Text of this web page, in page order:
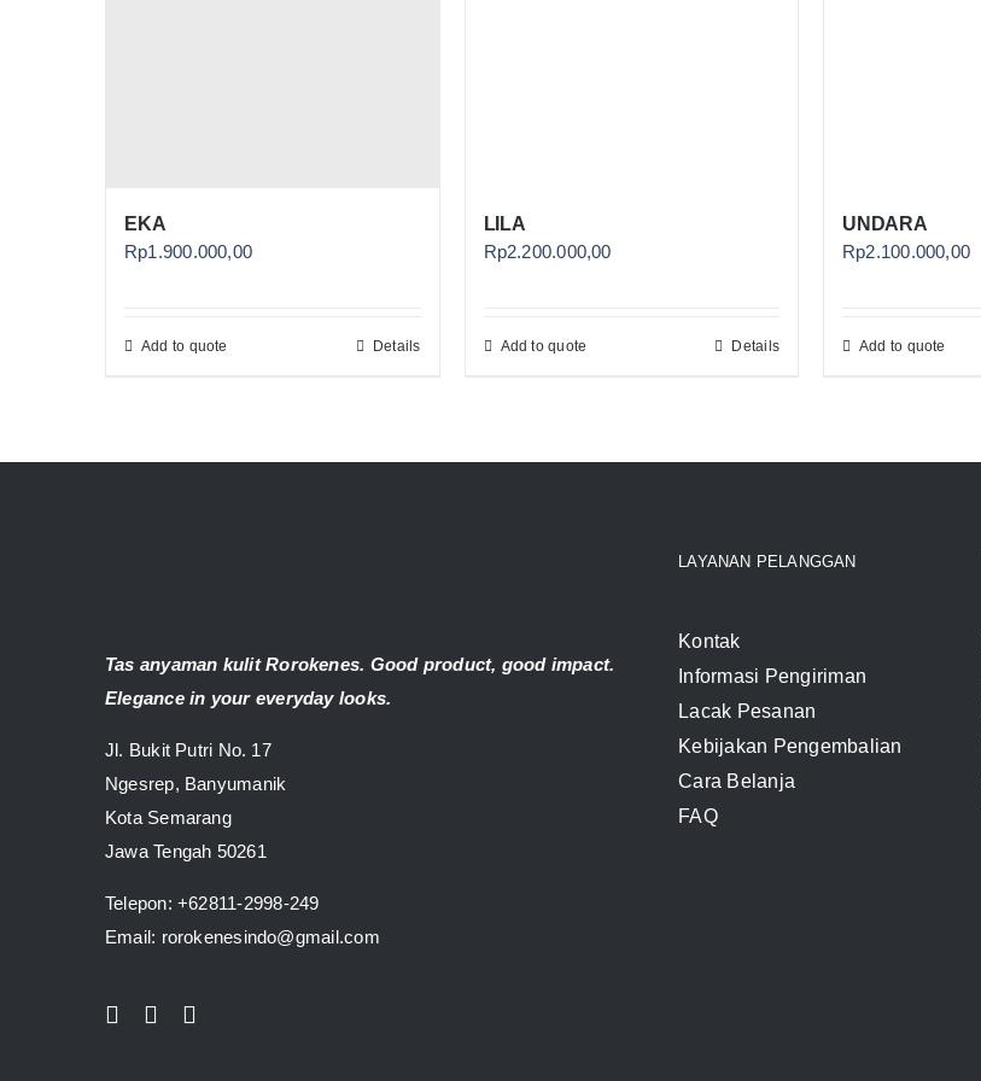
EKA
Rp1.900.000,00
Add to quote Details
LILA
Rp2.200.000,00
Add to quote Details
UNDARA
Rp2.100.000,00
Add to quote
Tas anyaman kulit Rorokenes. Good product, good impact.
Elegance in your everyday looks.
Jl. Bukit Putri No. 17
Ngesrep, Banyumanik
Kota Semarang
Jawa Tengah 50261
Telepon:+62811-2998-249
Email: rorokenesindo@gmail.com
LAYANAN PELANGGAN
Kontak
Informasi Pengiriman
Lacak Pesanan
Kebijakan Pengembalian
Cara Belanja
FAQ